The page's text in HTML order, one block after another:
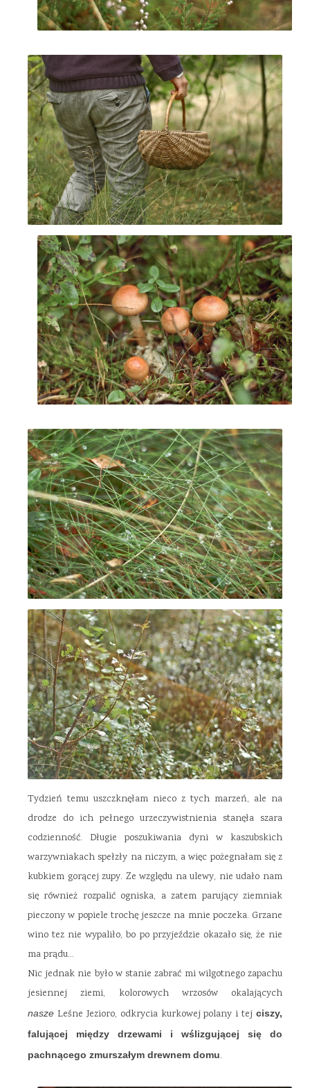
Tydzień temu uszczknęłam nieco z tych marzeń, ale na
drodze do ich pełnego urzeczywistnienia stanęła szara
codzienność. Długie poszukiwania dyni w kaszubskich
warzywniakach spełzły na niczym, a więc pożegnałam się z
kubkiem gorącej zupy. Ze względu na ulewy, nie udało nam
się również rozpalić ogniska, a zatem parujący ziemniak
pieczony w popiele trochę jeszcze na mnie poczeka. Grzane
wino tez nie wypaliło, bo po przyjeździe okazało się, że nie
ma prądu…
Nic jednak nie było w stanie zabrać mi wilgotnego zapachu
jesiennej ziemi, kolorowych wrzosów okalających
nasze Leśne Jezioro, odkrycia kurkowej polany i tej ciszy,
falującej między drzewami i wślizgującej się do
pachnącego zmurszałym drewnem domu.